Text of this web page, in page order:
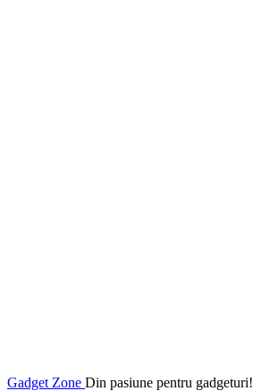
Gadget Zone Din pasiune pentru gadgeturi!